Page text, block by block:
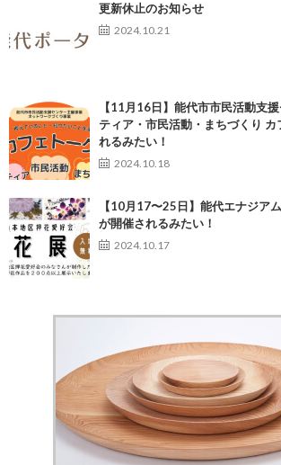
更新休止のお知らせ
2024.10.21
【11月16日】能代市市民活動支
ティア・市民活動・まちづくり カ
れるみたい！
2024.10.18
【10月17〜25日】能代エナジア
が開催されるみたい！
2024.10.17